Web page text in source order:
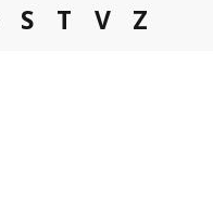
S T V Z